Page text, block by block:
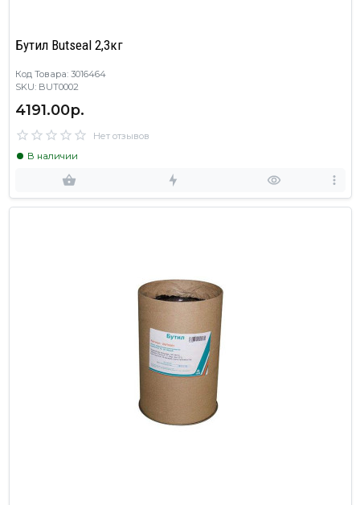
Бутил Butseal 2,3кг
Код Товара: 3016464
SKU: BUT0002
4191.00р.
Нет отзывов
В наличии